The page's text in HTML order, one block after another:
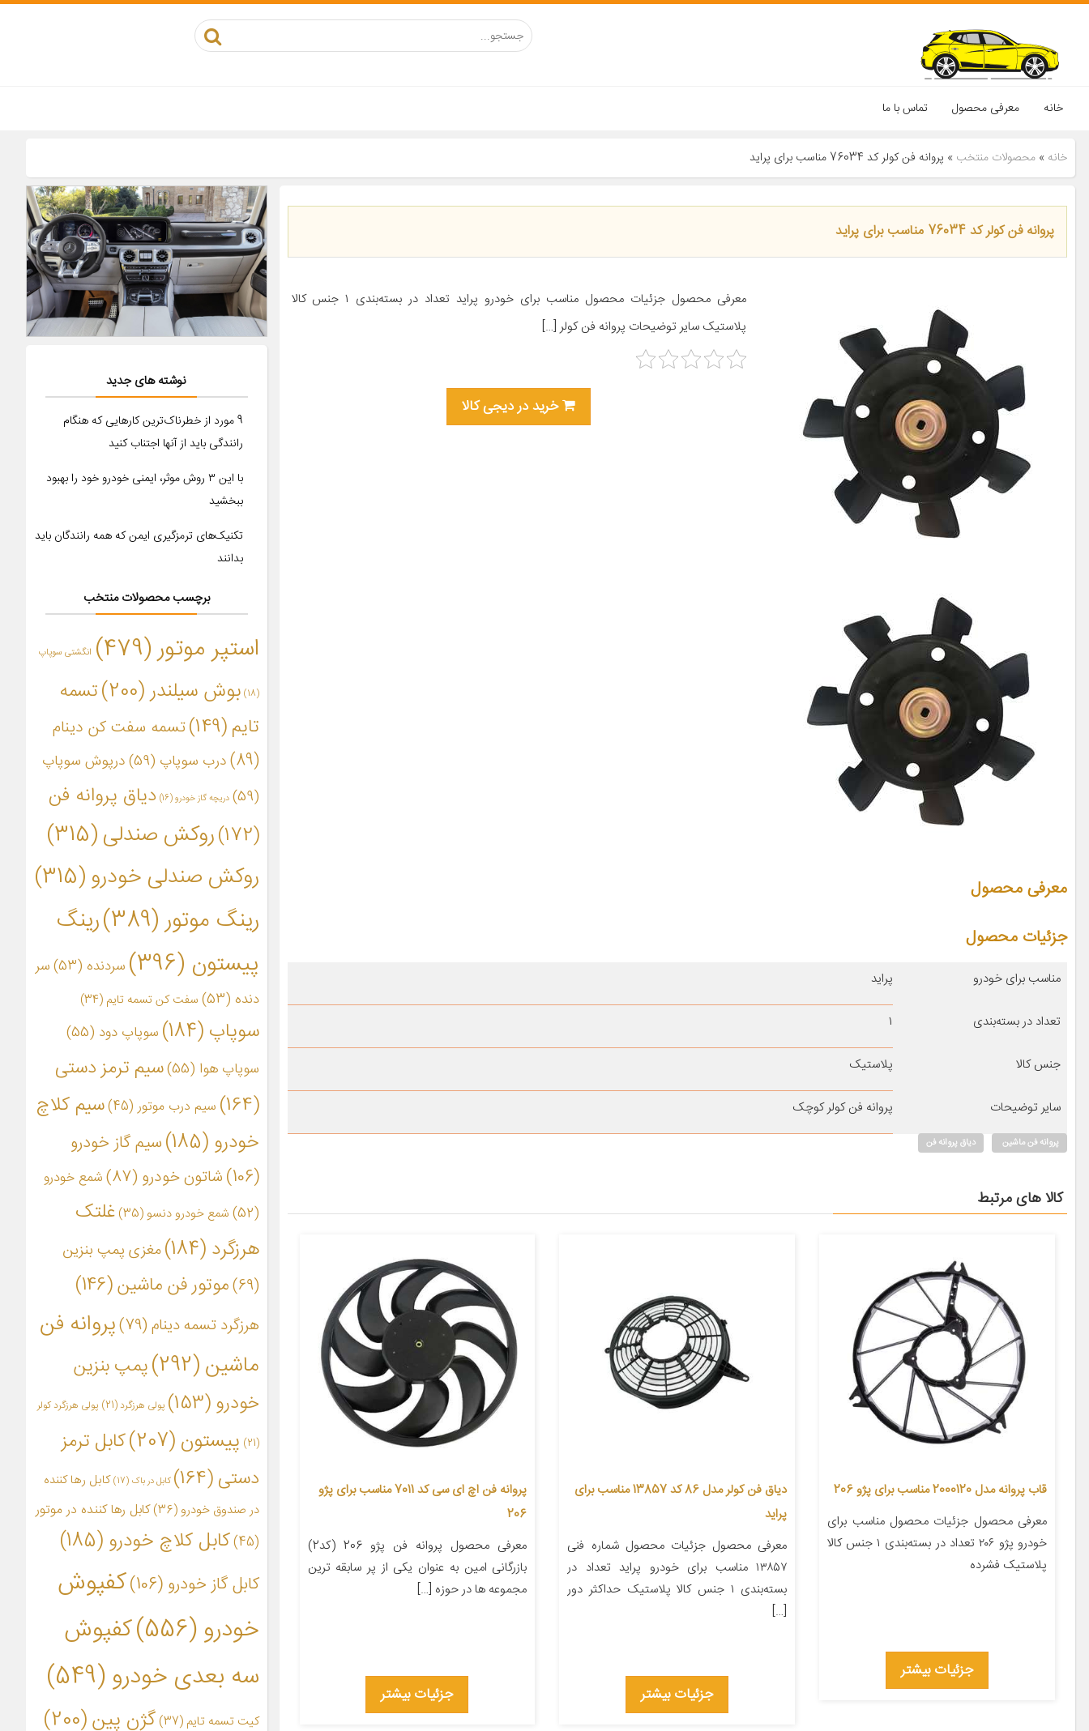
خانه معرفی محصول تماس با ما
خانه » محصولات منتخب » پروانه فن کولر کد 76034 مناسب برای پراید
پروانه فن کولر کد 76034 مناسب برای پراید
معرفی محصول جزئیات محصول مناسب برای خودرو پراید تعداد در بسته‌بندی ۱ جنس کالا
پلاستیک سایر توضیحات پروانه فن کولر […]
خرید در دیجی کالا
معرفی محصول
جزئیات محصول
مناسب برای خودرو پراید
تعداد در بسته‌بندی ۱
جنس کالا پلاستیک
سایر توضیحات پروانه فن کولر کوچک
پروانه فن ماشین دیاق پروانه فن
کالا های مرتبط
قاب پروانه مدل 2000120 مناسب برای پژو 206
معرفی محصول جزئیات محصول مناسب برای
خودرو پژو ۲۰۶ تعداد در بسته‌بندی ۱ جنس کالا
پلاستیک فشرده
جزئیات بیشتر
دیاق فن کولر مدل 86 کد 13857 مناسب برای
پراید
معرفی محصول جزئیات محصول شماره فنی
۱۳۸۵۷ مناسب برای خودرو پراید تعداد در
بسته‌بندی ۱ جنس کالا پلاستیک حداکثر دور
[…]
جزئیات بیشتر
پروانه فن اچ ای سی کد 7011 مناسب برای پژو
206
معرفی محصول پروانه فن پژو 206 (کد2)
بازرگانی امین به عنوان یکی از پر سابقه ترین
مجموعه ها در حوزه […]
جزئیات بیشتر
نوشته های جدید
9 مورد از خطرناک‌ترین کارهایی که هنگام
رانندگی باید از آنها اجتناب کنید
با این ۳ روش موثر، ایمنی خودرو خود را بهبود
ببخشید
تکنیک‌های ترمزگیری ایمن که همه رانندگان باید
بدانند
برچسب محصولات منتخب
استپر موتور(479) انگشتی سوپاپ
(18) بوش سیلندر (200)
تسمه
تایم(149)
تسمه سفت کن دینام
(89)
درب سوپاپ (59)
درپوش سوپاپ
(59)
دریچه گاز خودرو(16)
دیاق پروانه فن
(172)
روکش صندلی(315)
روکش صندلی خودرو(315)
رینگ موتور(389)
رینگ
پیستون (396) سردنده (53)
سر
دنده (53) سفت کن تسمه تایم (34)
سوپاپ (184) سوپاپ دود (55)
سوپاپ هوا (55)
سیم ترمز دستی
(164)
سیم درب موتور(45)
سیم کلاچ
خودرو (185)
سیم گاز خودرو
(106)
شاتون خودرو (87)
شمع خودرو
(52)
شمع خودرو دنسو (35)
غلتک
هرزگرد (184)
مغزی پمپ بنزین
(69)
موتور فن ماشین(146)
هرزگرد تسمه دینام(79)
پروانه فن
ماشین(292)
پمپ بنزین
خودرو(153) پولی هرزگرد(21) پولی هرزگرد کولر
(21) پیستون (207)
کابل ترمز
دستی(164) کابل در باک (17)
کابل رها کننده
در صندوق خودرو (36)
کابل رها کننده در موتور
(45)
کابل کلاچ خودرو (185)
کابل گاز خودرو (106)
کفپوش
خودرو(556)
کفپوش
سه بعدی خودرو(549)
کیت تسمه تایم (37) گژن پین(200)